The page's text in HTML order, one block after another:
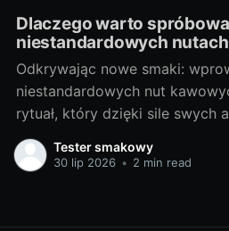
Dlaczego warto
niestandardowych
Odkrywając nowe smaki:
niestandardowych nut
rytuał, który dzięki sile swych
rozbudzić nas do życia.
wyobraża sobie startu dnia
Oto małe
Tester smakowy
30 lip 2026 • 2 min read